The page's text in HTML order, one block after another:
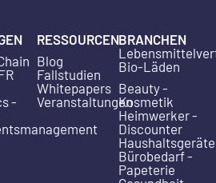
-
RESSOURCEN
Blog
Fallstudien
Whitepapers
Veranstaltungen
BRANCHEN
Bio-Läden
Beauty -
Kosmetik
Heimwerker -
Discounter
Haushaltsgeräte
Bürobedarf -
Papeterie